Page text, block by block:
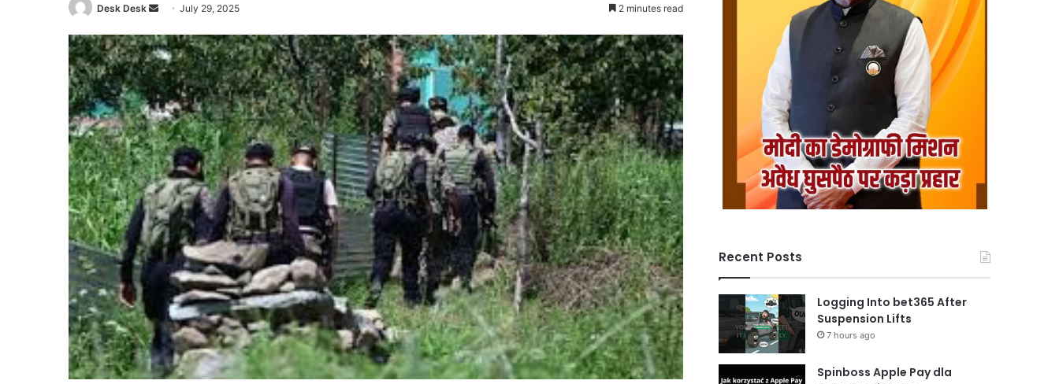
Desk Desk
Send
email
July 29, 2025 2 minutes read
Recent Posts
Logging Into bet365 After
Suspension Lifts
7 hours ago
Spinboss Apple Pay dla